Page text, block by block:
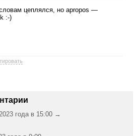
цеплялся, но apropos —
:-)
года в 15:00 →